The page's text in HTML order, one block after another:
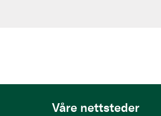
Våre nettsteder